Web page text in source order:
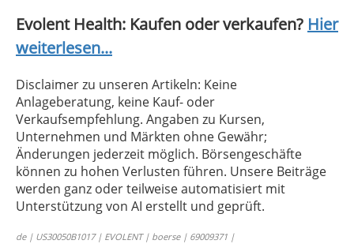
Evolent Health: Kaufen oder verkaufen? Hier
weiterlesen...
Disclaimer zu unseren Artikeln: Keine
Anlageberatung, keine Kauf- oder
Verkaufsempfehlung. Angaben zu Kursen,
Unternehmen und Märkten ohne Gewähr;
Änderungen jederzeit möglich. Börsengeschäfte
können zu hohen Verlusten führen. Unsere Beiträge
werden ganz oder teilweise automatisiert mit
Unterstützung von AI erstellt und geprüft.
de | US30050B1017 | EVOLENT | boerse | 69009371 |